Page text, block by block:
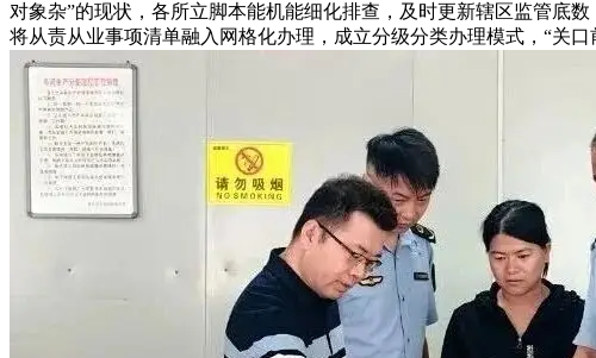
对象杂”的现状，各所立脚本能机能细化排查，及时更新辖区监管底
将从责从业事项清单融入网格化办理，成立分级分类办理模式，“关